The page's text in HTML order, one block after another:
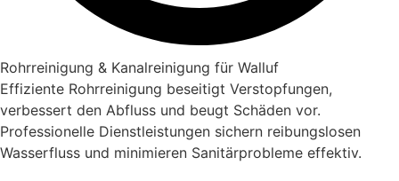
Rohrreinigung & Kanalreinigung für Walluf
Effiziente Rohrreinigung beseitigt Verstopfungen,
verbessert den Abfluss und beugt Schäden vor.
Professionelle Dienstleistungen sichern reibungslosen
Wasserfluss und minimieren Sanitärprobleme effektiv.